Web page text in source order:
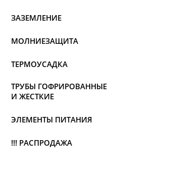
ЗАЗЕМЛЕНИЕ
МОЛНИЕЗАЩИТА
ТЕРМОУСАДКА
ТРУБЫ ГОФРИРОВАННЫЕ
И ЖЕСТКИЕ
ЭЛЕМЕНТЫ ПИТАНИЯ
!!! РАСПРОДАЖА